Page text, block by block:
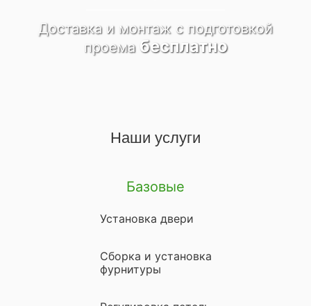
Доставка и монтаж c подготовкой
проема бесплатно
Наши услуги
Базовые
Установка двери
Сборка и установка
фурнитуры